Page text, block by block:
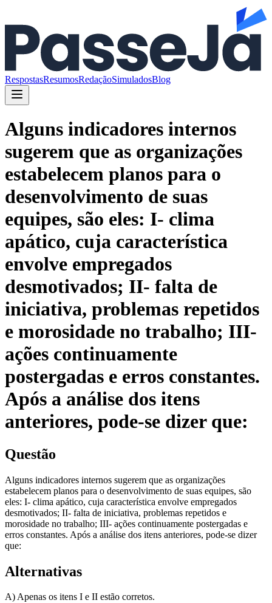
RespostasResumosRedaçãoSimuladosBlog
Alguns indicadores internos
sugerem que as organizações
estabelecem planos para o
desenvolvimento de suas
equipes, são eles: I- clima
apático, cuja característica
envolve empregados
desmotivados; II- falta de
iniciativa, problemas repetidos
e morosidade no trabalho; III-
ações continuamente
postergadas e erros constantes.
Após a análise dos itens
anteriores, pode-se dizer que:
Questão
Alguns indicadores internos sugerem que as organizações
estabelecem planos para o desenvolvimento de suas equipes, são
eles: I- clima apático, cuja característica envolve empregados
desmotivados; II- falta de iniciativa, problemas repetidos e
morosidade no trabalho; III- ações continuamente postergadas e
erros constantes. Após a análise dos itens anteriores, pode-se dizer
que:
Alternativas
A) Apenas os itens I e II estão corretos.